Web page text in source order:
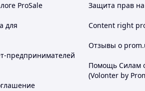
ProSale
для
предпринимателей
Защита прав на
Content right
Отзывы о
Помощь Силам
(Volonter by